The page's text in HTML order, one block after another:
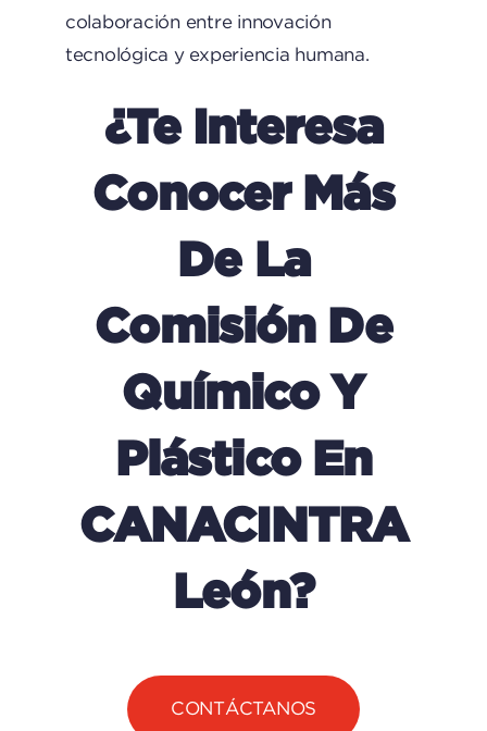
colaboración entre innovación
tecnológica y experiencia humana.
¿Te Interesa
Conocer Más
De La
Comisión De
Químico Y
Plástico En
CANACINTRA
León?
CONTÁCTANOS